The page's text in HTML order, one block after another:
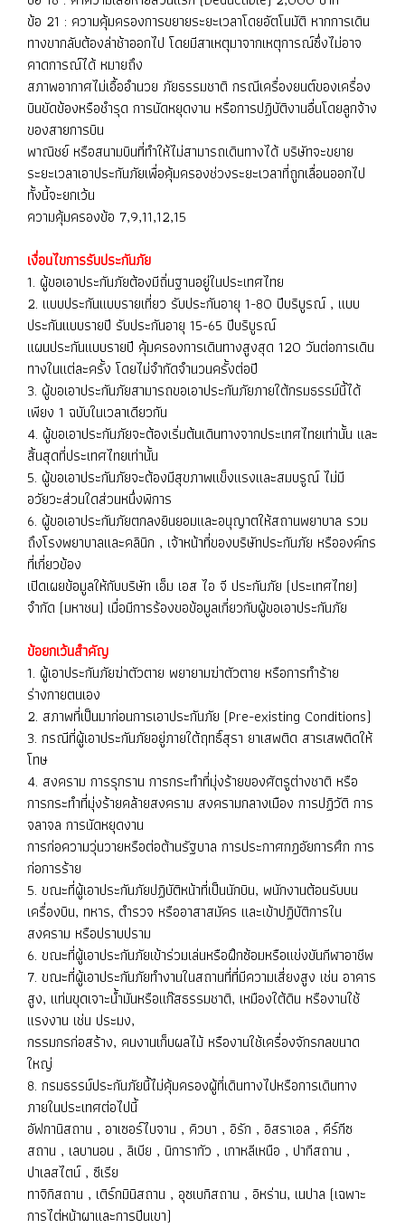
ข้อ 21 : ความคุ้มครองการขยายระยะเวลาโดยอัตโนมัติ หากการเดิน
ทางขากลับต้องล่าช้าออกไป โดยมีสาเหตุมาจากเหตุการณ์ซึ่งไม่อาจ
คาดการณ์ได้ หมายถึง
สภาพอากาศไม่เอื้ออำนวย ภัยธรรมชาติ กรณีเครื่องยนต์ของเครื่อง
บินขัดข้องหรือชำรุด การนัดหยุดงาน หรือการปฏิบัติงานอื่นโดยลูกจ้าง
ของสายการบิน
พาณิชย์ หรือสนามบินที่ทำให้ไม่สามารถเดินทางได้ บริษัทจะขยาย
ระยะเวลาเอาประกันภัยเพื่อคุ้มครองช่วงระยะเวลาที่ถูกเลื่อนออกไป
ทั้งนี้จะยกเว้น
ความคุ้มครองข้อ 7,9,11,12,15
เงื่อนไขการรับประกันภัย
1. ผู้ขอเอาประกันภัยต้องมีถิ่นฐานอยู่ในประเทศไทย
2. แบบประกันแบบรายเที่ยว รับประกันอายุ 1-80 ปีบริบูรณ์ , แบบ
ประกันแบบรายปี รับประกันอายุ 15-65 ปีบริบูรณ์
แผนประกันแบบรายปี คุ้มครองการเดินทางสูงสุด 120 วันต่อการเดิน
ทางในแต่ละครั้ง โดยไม่จำกัดจำนวนครั้งต่อปี
3. ผู้ขอเอาประกันภัยสามารถขอเอาประกันภัยภายใต้กรมธรรม์นี้ได้
เพียง 1 ฉบับในเวลาเดียวกัน
4. ผู้ขอเอาประกันภัยจะต้องเริ่มต้นเดินทางจากประเทศไทยเท่านั้น และ
สิ้นสุดที่ประเทศไทยเท่านั้น
5. ผู้ขอเอาประกันภัยจะต้องมีสุขภาพแข็งแรงและสมบรูณ์ ไม่มี
อวัยวะส่วนใดส่วนหนึ่งพิการ
6. ผู้ขอเอาประกันภัยตกลงยินยอมและอนุญาตให้สถานพยาบาล รวม
ถึงโรงพยาบาลและคลินิก , เจ้าหน้าที่ของบริษัทประกันภัย หรือองค์กร
ที่เกี่ยวข้อง
เปิดเผยข้อมูลให้กับบริษัท เอ็ม เอส ไอ จี ประกันภัย (ประเทศไทย)
จำกัด (มหาชน) เมื่อมีการร้องขอข้อมูลเกี่ยวกับผู้ขอเอาประกันภัย
ข้อยกเว้นสำคัญ
1. ผู้เอาประกันภัยฆ่าตัวตาย พยายามฆ่าตัวตาย หรือการทำร้าย
ร่างกายตนเอง
2. สภาพที่เป็นมาก่อนการเอาประกันภัย (Pre-existing Conditions)
3. กรณีที่ผู้เอาประกันภัยอยู่ภายใต้ฤทธิ์สุรา ยาเสพติด สารเสพติดให้
โทษ
4. สงคราม การรุกราน การกระทำที่มุ่งร้ายของศัตรูต่างชาติ หรือ
การกระทำที่มุ่งร้ายคล้ายสงคราม สงครามกลางเมือง การปฏิวัติ การ
จลาจล การนัดหยุดงาน
การก่อความวุ่นวายหรือต่อต้านรัฐบาล การประกาศกฎอัยการศึก การ
ก่อการร้าย
5. ขณะที่ผู้เอาประกันภัยปฏิบัติหน้าที่เป็นนักบิน, พนักงานต้อนรับบน
เครื่องบิน, ทหาร, ตำรวจ หรืออาสาสมัคร และเข้าปฏิบัติการใน
สงคราม หรือปราบปราม
6. ขณะที่ผู้เอาประกันภัยเข้าร่วมเล่นหรือฝึกซ้อมหรือแข่งขันกีฬาอาชีพ
7. ขณะที่ผู้เอาประกันภัยทำงานในสถานที่ที่มีความเสี่ยงสูง เช่น อาคาร
สูง, แท่นขุดเจาะน้ำมันหรือแก๊สธรรมชาติ, เหมืองใต้ดิน หรืองานใช้
แรงงาน เช่น ประมง,
กรรมกรก่อสร้าง, คนงานเก็บผลไม้ หรืองานใช้เครื่องจักรกลขนาด
ใหญ่
8. กรมธรรม์ประกันภัยนี้ไม่คุ้มครองผู้ที่เดินทางไปหรือการเดินทาง
ภายในประเทศต่อไปนี้
อัฟกานิสถาน , อาเซอร์ไบจาน , คิวบา , อิรัก , อิสราเอล , คีร์กีซ
สถาน , เลบานอน , ลิเบีย , นิการากัว , เกาหลีเหนือ , ปากีสถาน ,
ปาเลสไตน์ , ซีเรีย
ทาจิกิสถาน , เติร์กมินิสถาน , อุซเบกิสถาน , อิหร่าน, เนปาล (เฉพาะ
การไต่หน้าผาและการปีนเขา)